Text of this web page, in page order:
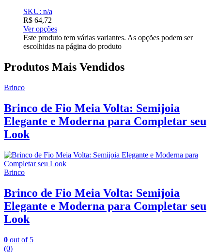
SKU: n/a
R$ 64,72
Ver opções
Este produto tem várias variantes. As opções podem ser
escolhidas na página do produto
Produtos Mais Vendidos
Brinco
Brinco de Fio Meia Volta: Semijoia
Elegante e Moderna para Completar seu
Look
Brinco
Brinco de Fio Meia Volta: Semijoia
Elegante e Moderna para Completar seu
Look
0 out of 5
(0)